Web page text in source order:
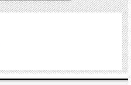
すが、モニターによっては現物とカラ